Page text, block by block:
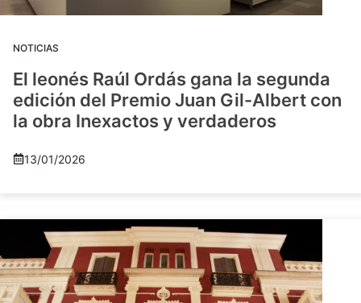
NOTICIAS
El leonés Raúl Ordás gana la segunda
edición del Premio Juan Gil-Albert con
la obra Inexactos y verdaderos
13/01/2026